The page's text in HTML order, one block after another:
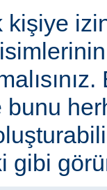
bunu
gibi